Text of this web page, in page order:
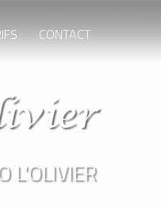
CONTACT
L'OLIVIER